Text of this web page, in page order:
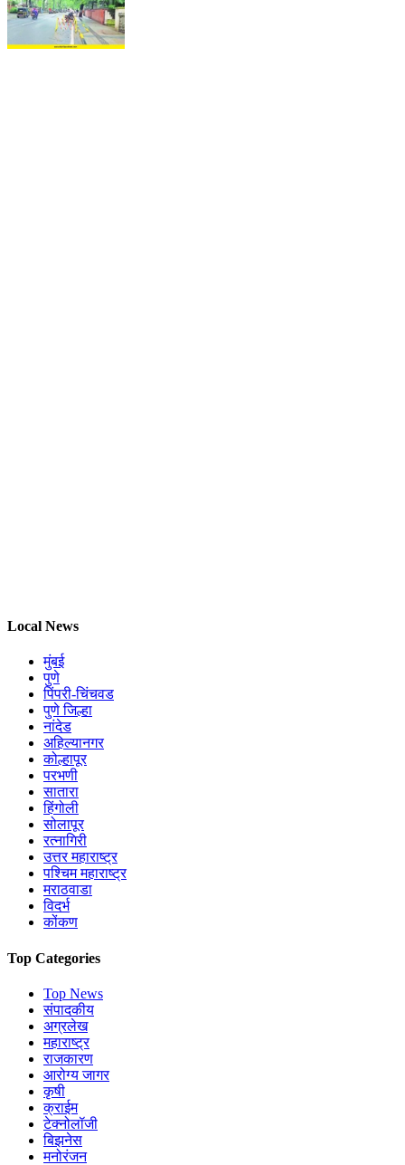
Local News
मुंबई
पुणे
पिंपरी-चिंचवड
पुणे जिल्हा
नांदेड
अहिल्यानगर
कोल्हापूर
परभणी
सातारा
हिंगोली
सोलापूर
रत्नागिरी
उत्तर महाराष्ट्र
पश्चिम महाराष्ट्र
मराठवाडा
विदर्भ
कोंकण
Top Categories
Top News
संपादकीय
अग्रलेख
महाराष्ट्र
राजकारण
आरोग्य जागर
कृषी
क्राईम
टेक्नोलॉजी
बिझनेस
मनोरंजन